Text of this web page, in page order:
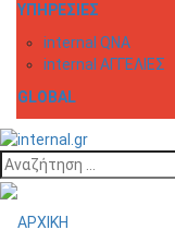
ΥΠΗΡΕΣΙΕΣ
internal QNA
internal ΑΓΓΕΛΙΕΣ
GLOBAL
ΑΡΧΙΚΗ